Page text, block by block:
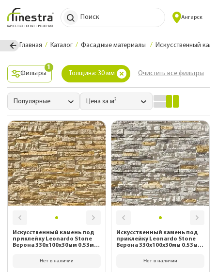
Поиск Ангарск
Главная Каталог Фасадные материалы Искусственный
Фильтры
1
Толщина: 30 мм
Очистить все фильтры
Популярные Цена за м²
Искусственный камень под
приклейку Leonardo Stone
Верона 330х100х30мм 0.53м2/
Нет в наличии
Искусственный камень под
приклейку Leonardo Stone
Верона 330х100х30мм 0.53м2/
Нет в наличии